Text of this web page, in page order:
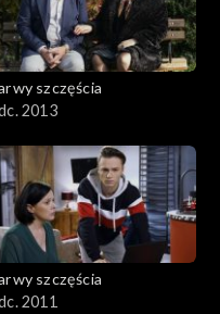
szczęścia
2013
szczęścia
2011